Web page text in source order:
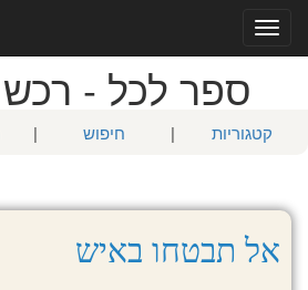
Toggle
navigation
ספר לכל -
קטגוריות | חיפוש |
אל תבטחו באיש